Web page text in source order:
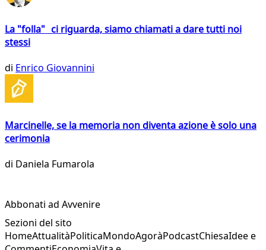
La "folla" ci riguarda, siamo chiamati a dare tutti noi
stessi
di Enrico Giovannini
Marcinelle, se la memoria non diventa azione è solo una
cerimonia
di Daniela Fumarola
Abbonati ad Avvenire
Sezioni del sito
HomeAttualitàPoliticaMondoAgoràPodcastChiesaIdee e